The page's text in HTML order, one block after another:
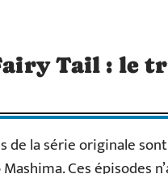
Tail : le
la série originale
Ces épisodes